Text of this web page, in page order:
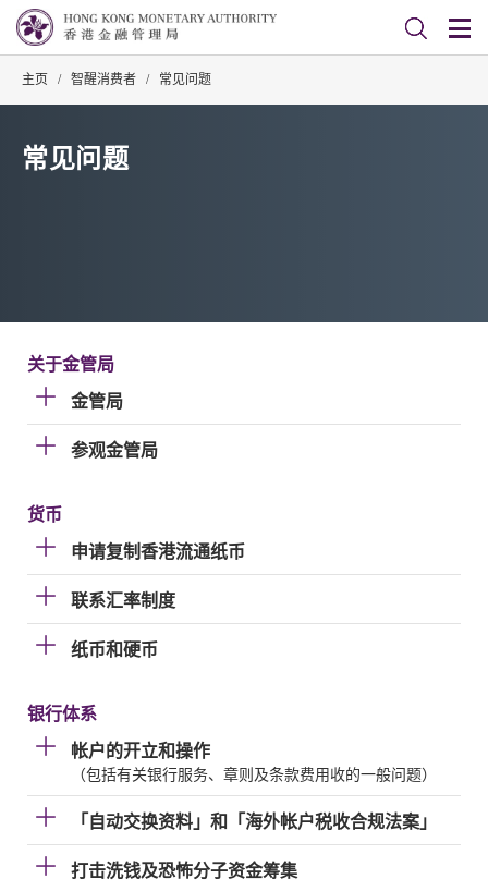
主页 / 智醒消费者 / 常见问题
常见问题
关于金管局
金管局
参观金管局
货币
申请复制香港流通纸币
联系汇率制度
纸币和硬币
银行体系
帐户的开立和操作
（包括有关银行服务、章则及条款费用收的一般问题）
「自动交换资料」和「海外帐户税收合规法案」
打击洗钱及恐怖分子资金筹集